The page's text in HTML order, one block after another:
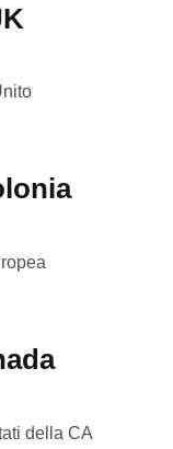
della CA